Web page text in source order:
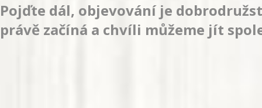
Pojďte dál, objevování je
právě začíná a chvíli můžeme jít